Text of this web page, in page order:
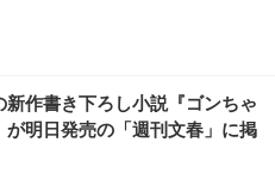
新作書き下ろし小説『ゴンちゃ
が明日発売の「週刊文春」に掲